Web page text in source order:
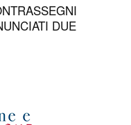
DUE